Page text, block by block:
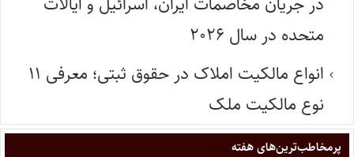
متحده در سال ۲۰۲۶
انواع مالکیت املاک در حقوق ثبتی؛ معرفی ۱۱
نوع مالکیت ملک
پر‌مخاطب‌ترین‌های هفته